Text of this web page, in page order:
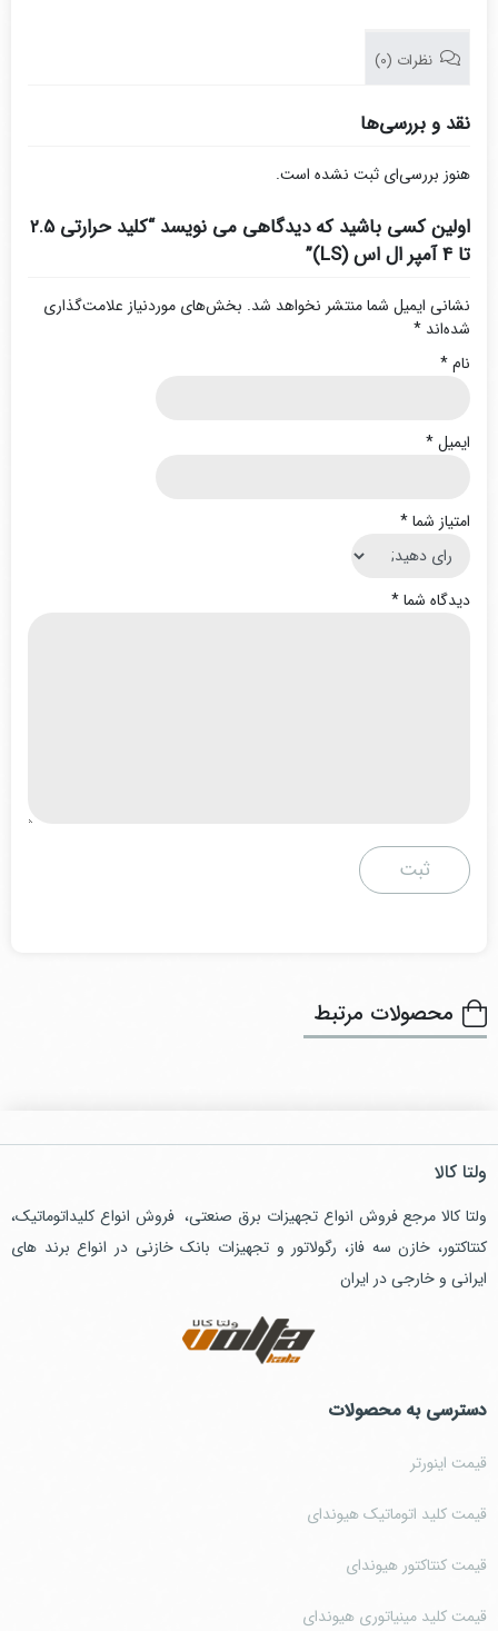
نظرات (0)
نقد و بررسی‌ها
هنوز بررسی‌ای ثبت نشده است.
اولین کسی باشید که دیدگاهی می نویسد “کلید حرارتی 2.5
تا 4 آمپر ال اس (LS)”
نشانی ایمیل شما منتشر نخواهد شد. بخش‌های موردنیاز علامت‌گذاری
شده‌اند *
نام*
ایمیل*
امتیاز شما*
دیدگاه شما*
محصولات مرتبط
ولتا کالا
ولتا کالا مرجع فروش انواع تجهیزات برق صنعتی، فروش انواع کلیداتوماتیک،
کنتاکتور، خازن سه فاز، رگولاتور و تجهیزات بانک خازنی در انواع برند های
ایرانی و خارجی در ایران
دسترسی به محصولات
قیمت اینورتر
قیمت کلید اتوماتیک هیوندای
قیمت کنتاکتور هیوندای
قیمت کلید مینیاتوری هیوندای